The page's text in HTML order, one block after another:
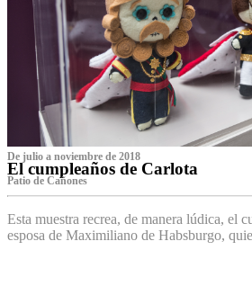
De julio a noviembre de 2018
El cumpleaños de Carlota
Patio de Cañones
Esta muestra recrea, de manera lúdica, el
esposa de Maximiliano de Habsburgo,